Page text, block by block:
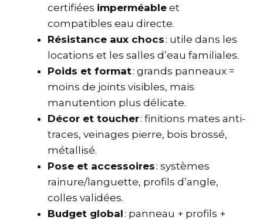
certifiées imperméable et
compatibles eau directe.
Résistance aux chocs : utile dans les
locations et les salles d’eau familiales.
Poids et format: grands panneaux =
moins de joints visibles, mais
manutention plus délicate.
Décor et toucher: finitions mates anti-
traces, veinages pierre, bois brossé,
métallisé.
Pose et accessoires : systèmes
rainure/languette, profils d’angle,
colles validées.
Budget global : panneau + profils +